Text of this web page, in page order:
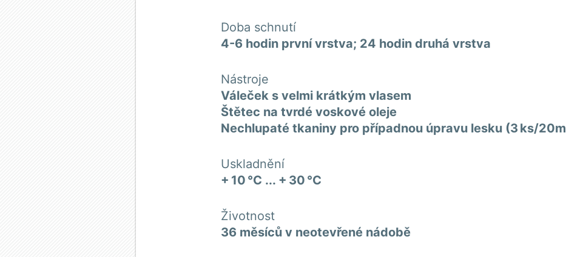
Doba schnutí
4-6 hodin první vrstva; 24 hodin druhá vrstva
Nástroje
Váleček s velmi krátkým vlasem
Štětec na tvrdé voskové oleje
Nechlupaté tkaniny pro případnou úpravu lesku (3 ks/20m
Uskladnění
+ 10 °C ... + 30 °C
Životnost
36 měsíců v neotevřené nádobě